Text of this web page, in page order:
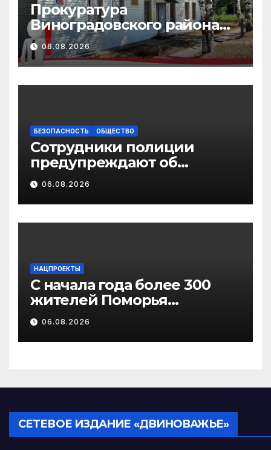
Прокуратура
Виноградовского района
информирует об
изменениях
законодательства в сфере
государственной
работников
06.08.2026
БЕЗОПАСНОСТЬ ОБЩЕСТВО
Сотрудники полиции
предупреждают об
участившихся случаях
мошенничества в
отношении родственников
участников СВО
06.08.2026
НАЦПРОЕКТЫ
С начала года более 300
жителей Поморья
получили выплату на
газификацию
06.08.2026
СЕТЕВОЕ ИЗДАНИЕ «ДВИНОВАЖЬЕ»